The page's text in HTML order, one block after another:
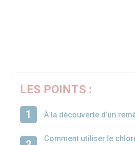
LES POINTS :
À la découverte d’un
Comment utiliser le